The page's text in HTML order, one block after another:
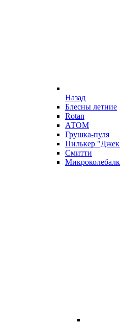
Назад
Блесны летние
Rotan
АТОМ
Грушка-пуля
Пилькер
Смитти